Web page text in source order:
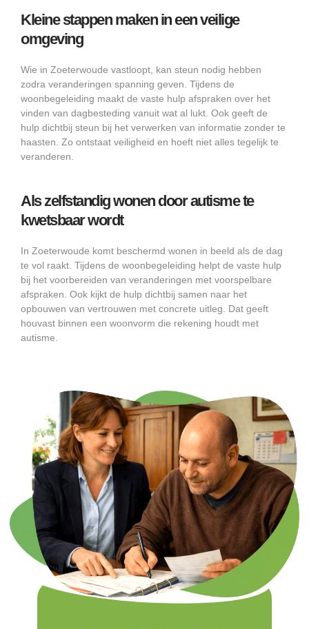
Kleine stappen maken in een veilige
omgeving
Wie in Zoeterwoude vastloopt, kan steun nodig hebben
zodra veranderingen spanning geven. Tijdens de
woonbegeleiding maakt de vaste hulp afspraken over het
vinden van dagbesteding vanuit wat al lukt. Ook geeft de
hulp dichtbij steun bij het verwerken van informatie zonder te
haasten. Zo ontstaat veiligheid en hoeft niet alles tegelijk te
veranderen.
Als zelfstandig wonen door autisme te
kwetsbaar wordt
In Zoeterwoude komt beschermd wonen in beeld als de dag
te vol raakt. Tijdens de woonbegeleiding helpt de vaste hulp
bij het voorbereiden van veranderingen met voorspelbare
afspraken. Ook kijkt de hulp dichtbij samen naar het
opbouwen van vertrouwen met concrete uitleg. Dat geeft
houvast binnen een woonvorm die rekening houdt met
autisme.